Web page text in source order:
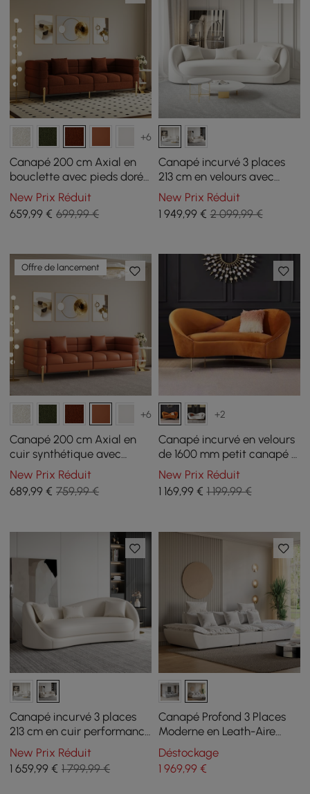
+6
Canapé 200 cm Axial en
bouclette avec pieds dorés
et coussins
New Prix Réduit
659,99 € 699,99 €
Canapé incurvé 3 places
213 cm en velours avec
coussins
New Prix Réduit
1 949,99€ 2 099,99 €
Offre de lancement
+6
Canapé 200 cm Axial en
cuir synthétique avec
pieds dorés et coussins
New Prix Réduit
689,99 € 759,99 €
+2
Canapé incurvé en velours
de 1600 mm petit canapé 3
places avec rembourrage
arrière incurvé en orange
New Prix Réduit
1 169,99€ 1 199,99 €
Canapé incurvé 3 places
213 cm en cuir performance
avec coussins
New Prix Réduit
1 659,99 € 1 799,99 €
Canapé Profond 3 Places
Moderne en Leath-Aire
Blanc 2780 mm avec
Dossier Réglable
Déstockage
1 969,99€